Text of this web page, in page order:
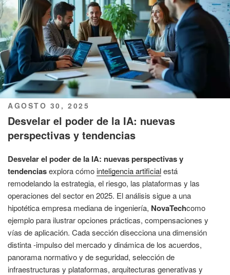
PUBLICADO
EL
AGOSTO 30, 2025
Desvelar el poder de la IA: nuevas
perspectivas y tendencias
Desvelar el poder de la IA: nuevas perspectivas y
tendenciasexplora cómointeligencia artificialestá
remodelando la estrategia, el riesgo, las plataformas y las
operaciones del sector en 2025. El análisis sigue a una
hipotética empresa mediana de ingeniería, NovaTechcomo
ejemplo para ilustrar opciones prácticas, compensaciones y
vías de aplicación. Cada sección disecciona una dimensión
distinta -impulso del mercado y dinámica de los acuerdos,
panorama normativo y de seguridad, selección de
infraestructuras y plataformas, arquitecturas generativas y